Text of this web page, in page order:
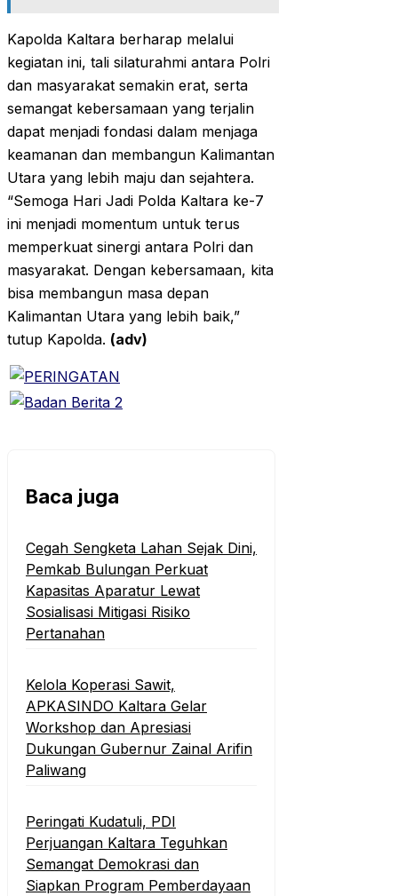
Kapolda Kaltara berharap melalui
kegiatan ini, tali silaturahmi antara Polri
dan masyarakat semakin erat, serta
semangat kebersamaan yang terjalin
dapat menjadi fondasi dalam menjaga
keamanan dan membangun Kalimantan
Utara yang lebih maju dan sejahtera.
“Semoga Hari Jadi Polda Kaltara ke-7
ini menjadi momentum untuk terus
memperkuat sinergi antara Polri dan
masyarakat. Dengan kebersamaan, kita
bisa membangun masa depan
Kalimantan Utara yang lebih baik,”
tutup Kapolda. (adv)
Baca juga
Cegah Sengketa Lahan Sejak Dini,
Pemkab Bulungan Perkuat
Kapasitas Aparatur Lewat
Sosialisasi Mitigasi Risiko
Pertanahan
Kelola Koperasi Sawit,
APKASINDO Kaltara Gelar
Workshop dan Apresiasi
Dukungan Gubernur Zainal Arifin
Paliwang
Peringati Kudatuli, PDI
Perjuangan Kaltara Teguhkan
Semangat Demokrasi dan
Siapkan Program Pemberdayaan